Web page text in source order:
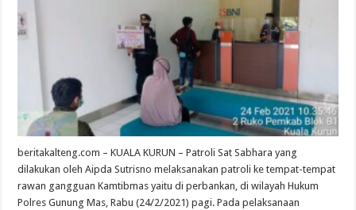
beritakalteng.com – KUALA KURUN – Patroli Sat Sabhara yang
dilakukan oleh Aipda Sutrisno melaksanakan patroli ke tempat-tempat
rawan gangguan Kamtibmas yaitu di perbankan, di wilayah Hukum
Polres Gunung Mas, Rabu (24/2/2021) pagi. Pada pelaksanaan